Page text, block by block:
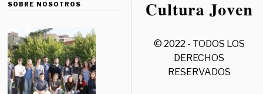
SOBRE NOSOTROS
© 2022 - TODOS LOS
DERECHOS
RESERVADOS